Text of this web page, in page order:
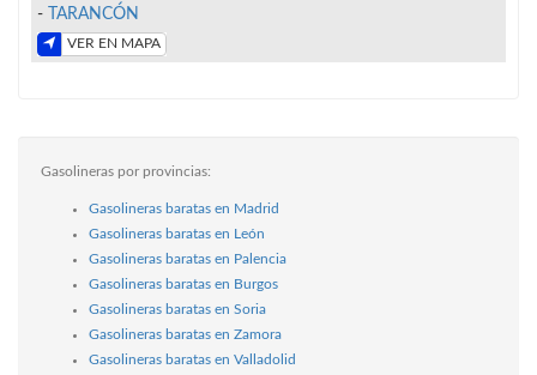
- TARANCÓN
VER EN MAPA
Gasolineras por provincias:
Gasolineras baratas en Madrid
Gasolineras baratas en León
Gasolineras baratas en Palencia
Gasolineras baratas en Burgos
Gasolineras baratas en Soria
Gasolineras baratas en Zamora
Gasolineras baratas en Valladolid